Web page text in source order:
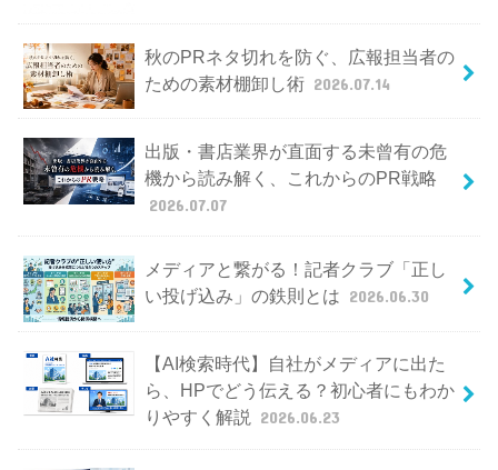
秋のPRネタ切れを防ぐ、広報担当者の
ための素材棚卸し術 2026.07.14
出版・書店業界が直面する未曾有の危
機から読み解く、これからのPR戦略
2026.07.07
メディアと繋がる！記者クラブ「正し
い投げ込み」の鉄則とは 2026.06.30
【AI検索時代】自社がメディアに出た
ら、HPでどう伝える？初心者にもわか
りやすく解説
2026.06.23